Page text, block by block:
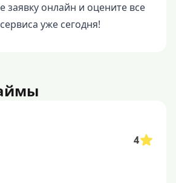
заявку онлайн и оцените все
уже сегодня!
4